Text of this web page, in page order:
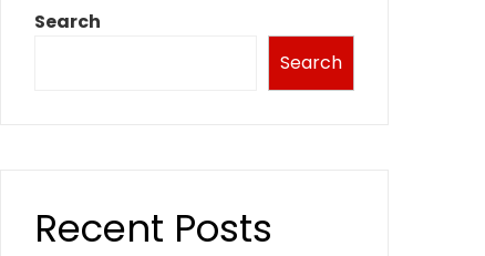
Search
Search
Recent Posts